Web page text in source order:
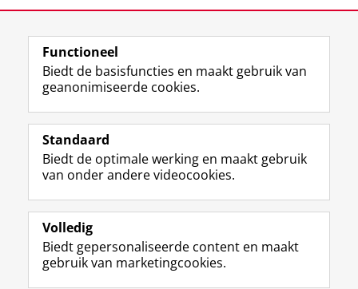
Volg de RUG
F
a
e
b
o
p
a
L
i
k
e
I
-
p
R
S
-
f
e
R
I
n
t
r
m
Y
o
T
e
k
Studiekiezers
Alumni
Over ons
Functioneel
Biedt de basisfuncties en maakt gebruik van
geanonimiseerde cookies.
Standaard
Biedt de optimale werking en maakt gebruik
van onder andere videocookies.
Volledig
Biedt gepersonaliseerde content en maakt
gebruik van marketingcookies.